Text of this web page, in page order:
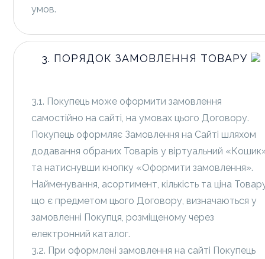
умов.
3. ПОРЯДОК ЗАМОВЛЕННЯ ТОВАРУ
3.1. Покупець може оформити замовлення
самостійно на сайті, на умовах цього Договору.
Покупець оформляє Замовлення на Сайті шляхом
додавання обраних Товарів у віртуальний
та натиснувши кнопку «Оформити замовлення».
Найменування, асортимент, кількість та ціна
що є предметом цього Договору, визначаються у
замовленні Покупця, розміщеному через
електронний каталог.
3.2. При оформлені замовлення на сайті Покупець